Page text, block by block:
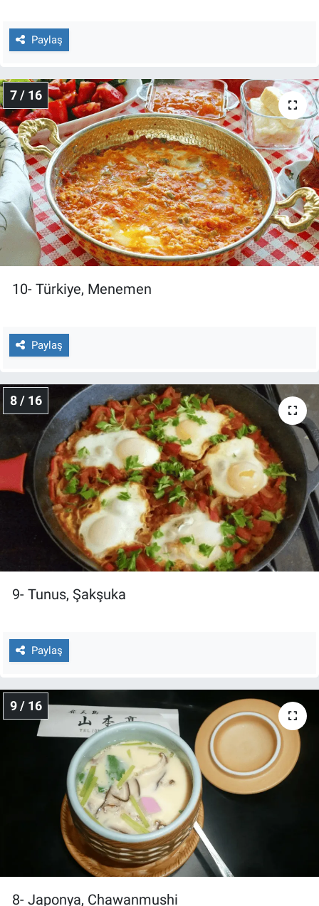
Paylaş
7 / 16
10- Türkiye, Menemen
Paylaş
8 / 16
9- Tunus, Şakşuka
Paylaş
9 / 16
8- Japonya, Chawanmushi